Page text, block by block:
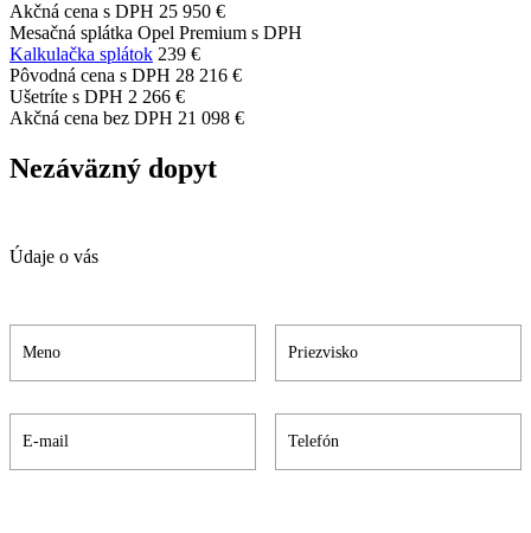
Akčná cena s DPH 25 950 €
Mesačná splátka Opel Premium s DPH
Kalkulačka splátok 239 €
Pôvodná cena s DPH 28 216 €
Ušetríte s DPH 2 266 €
Akčná cena bez DPH 21 098 €
Nezáväzný dopyt
Údaje o vás